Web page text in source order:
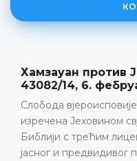
Хамзаyан против
43082/14, 6.
Слобода
изречена Јеховином
Библији с трећим
јасног и предвидивог